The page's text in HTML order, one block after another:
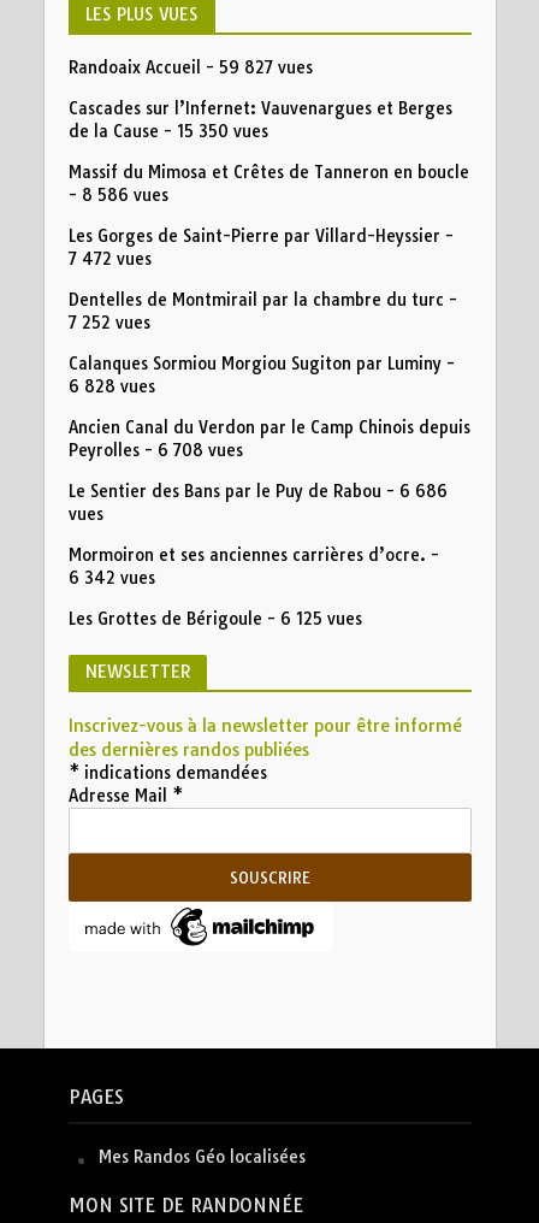
LES PLUS VUES
Randoaix Accueil - 59 827 vues
Cascades sur l’Infernet: Vauvenargues et Berges
de la Cause - 15 350 vues
Massif du Mimosa et Crêtes de Tanneron en boucle
- 8 586 vues
Les Gorges de Saint-Pierre par Villard-Heyssier -
7 472 vues
Dentelles de Montmirail par la chambre du turc -
7 252 vues
Calanques Sormiou Morgiou Sugiton par Luminy-
6 828 vues
Ancien Canal du Verdon par le Camp Chinois depuis
Peyrolles- 6 708 vues
Le Sentier des Bans par le Puy de Rabou - 6 686
vues
Mormoiron et ses anciennes carrières d’ocre. -
6 342 vues
Les Grottes de Bérigoule - 6 125 vues
NEWSLETTER
Inscrivez-vous à la newsletter pour être informé
des dernières randos publiées
* indications demandées
Adresse Mail *
PAGES
Mes Randos Géo localisées
MON SITE DE RANDONNÉE